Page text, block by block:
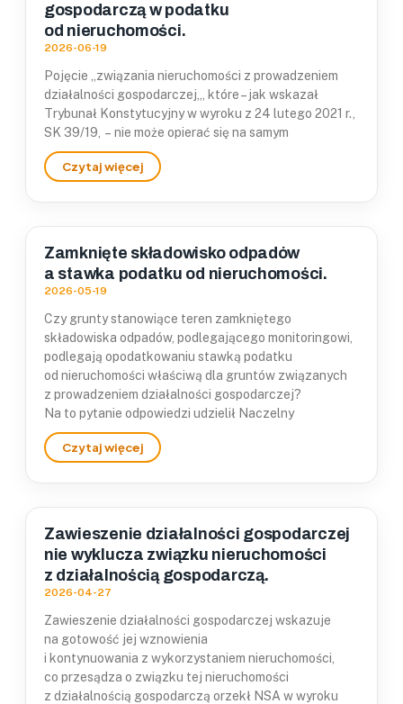
gospodarczą w podatku
od nieruchomości.
2026-06-19
Pojęcie „związania nieruchomości z prowadzeniem
działalności gospodarczej„, które – jak wskazał
Trybunał Konstytucyjny w wyroku z 24 lutego 2021 r.,
SK 39/19, – nie może opierać się na samym
Zamknięte składowisko odpadów
a stawka podatku od nieruchomości.
2026-05-19
Czy grunty stanowiące teren zamkniętego
składowiska odpadów, podlegającego monitoringowi,
podlegają opodatkowaniu stawką podatku
od nieruchomości właściwą dla gruntów związanych
z prowadzeniem działalności gospodarczej?
Na to pytanie odpowiedzi udzielił Naczelny
Zawieszenie działalności gospodarczej
nie wyklucza związku nieruchomości
z działalnością gospodarczą.
2026-04-27
Zawieszenie działalności gospodarczej wskazuje
na gotowość jej wznowienia
i kontynuowania z wykorzystaniem nieruchomości,
co przesądza o związku tej nieruchomości
z działalnością gospodarczą orzekł NSA w wyroku